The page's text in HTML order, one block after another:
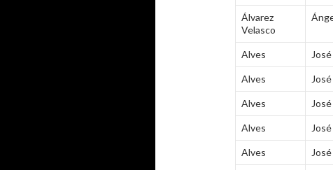
Álvarez
Velasco
Alves José
Alves José
Alves José
Alves José
Alves José